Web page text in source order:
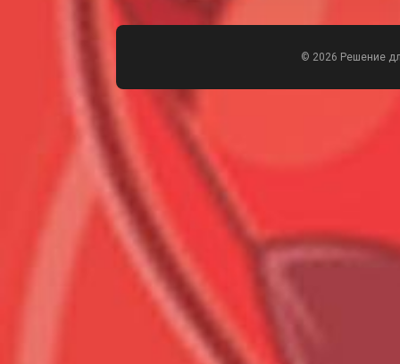
© 2026 Решение